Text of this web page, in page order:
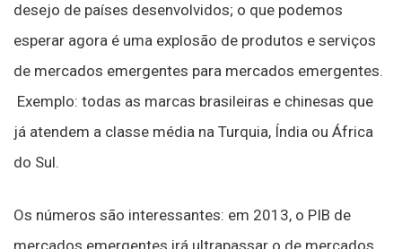
desejo de países desenvolvidos; o que podemos
esperar agora é uma explosão de produtos e serviços
de mercados emergentes para mercados emergentes.
Exemplo: todas as marcas brasileiras e chinesas que
já atendem a classe média na Turquia, Índia ou África
do Sul.
Os números são interessantes: em 2013, o PIB de
mercados emergentes irá ultrapassar o de mercados